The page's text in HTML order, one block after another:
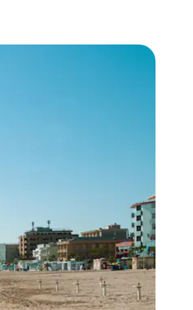
y hacia abajo, o bien tocando y